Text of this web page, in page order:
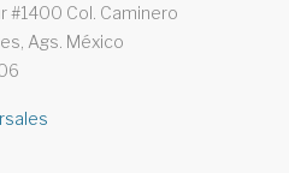
#1400 Col. Caminero
Ags. México